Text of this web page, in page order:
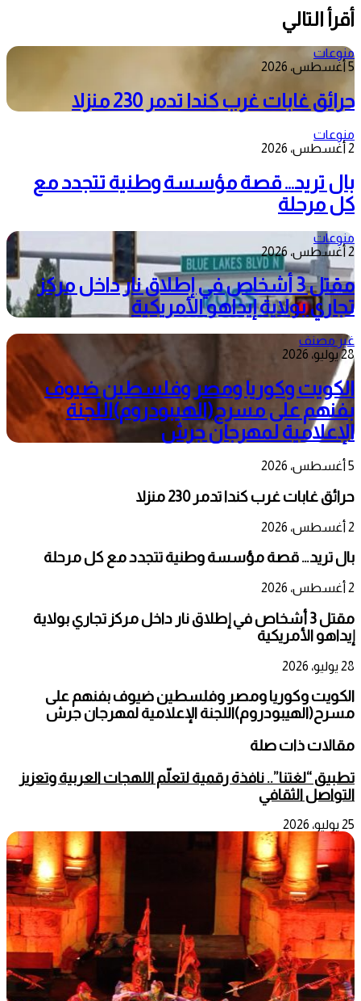
أقرأ التالي
منوعات
5 أغسطس، 2026
حرائق غابات غرب كندا تدمر 230 منزلا
منوعات
2 أغسطس، 2026
بال تريد… قصة مؤسسة وطنية تتجدد مع
كل مرحلة
منوعات
2 أغسطس، 2026
مقتل 3 أشخاص في إطلاق نار داخل مركز
تجاري بولاية إيداهو الأمريكية
غير مصنف
28 يوليو، 2026
الكويت وكوريا ومصر وفلسطين ضيوف
بفنهم على مسرح(الهيبودروم)اللجنة
الإعلامية لمهرجان جرش
5 أغسطس، 2026
حرائق غابات غرب كندا تدمر 230 منزلا
2 أغسطس، 2026
بال تريد… قصة مؤسسة وطنية تتجدد مع كل مرحلة
2 أغسطس، 2026
مقتل 3 أشخاص في إطلاق نار داخل مركز تجاري بولاية
إيداهو الأمريكية
28 يوليو، 2026
الكويت وكوريا ومصر وفلسطين ضيوف بفنهم على
مسرح(الهيبودروم)اللجنة الإعلامية لمهرجان جرش
مقالات ذات صلة
تطبيق “لغتنا”.. نافذة رقمية لتعلّم اللهجات العربية وتعزيز
التواصل الثقافي
25 يوليو، 2026